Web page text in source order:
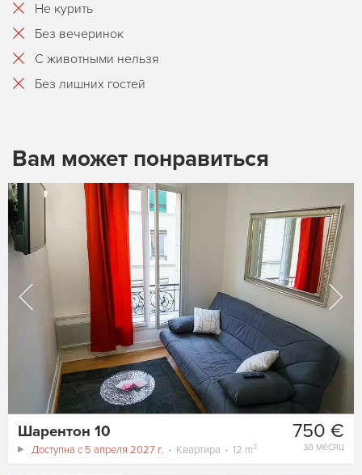
Не курить
Без вечеринок
С животными нельзя
Без лишних гостей
Вам может понравиться
750 €
за месяц
Шарентон 10
Доступна с 5 апреля 2027 г. Квартира 12 m²